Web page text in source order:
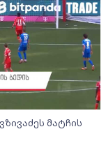
მატჩის